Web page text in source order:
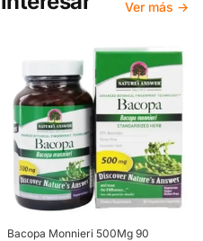
Ver más →
Bacopa Monnieri 500Mg 90